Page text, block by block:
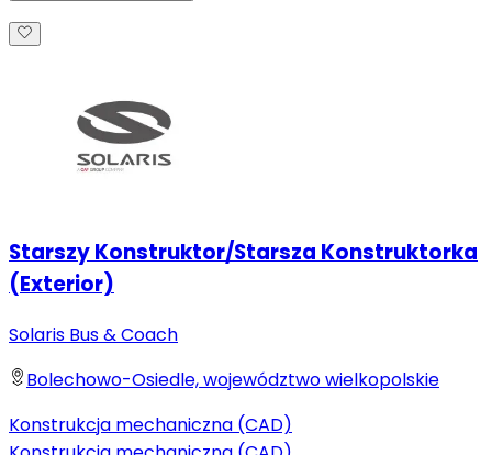
Starszy Konstruktor/Starsza Konstruktorka
(Exterior)
Solaris Bus & Coach
Bolechowo-Osiedle, województwo wielkopolskie
Konstrukcja mechaniczna (CAD)